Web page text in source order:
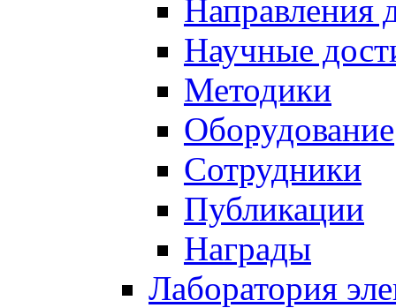
Направления
Научные
Методики
Оборудование
Сотрудники
Публикации
Награды
Лаборатория